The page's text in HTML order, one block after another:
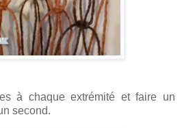
à chaque extrémité et faire un
second.